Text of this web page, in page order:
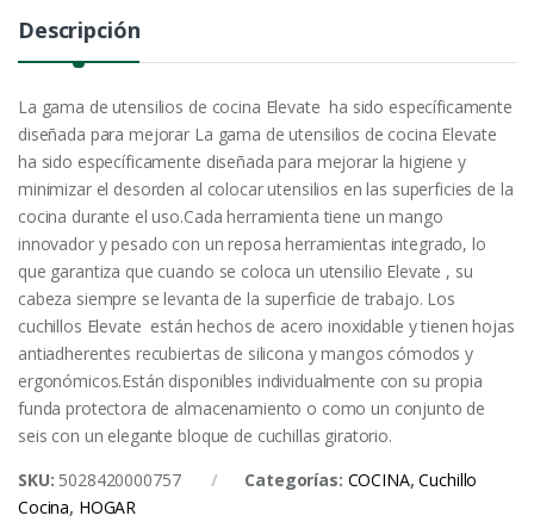
Descripción
La gama de utensilios de cocina Elevate  ha sido específicamente
diseñada para mejorar La gama de utensilios de cocina Elevate 
ha sido específicamente diseñada para mejorar la higiene y
minimizar el desorden al colocar utensilios en las superficies de la
cocina durante el uso.Cada herramienta tiene un mango
innovador y pesado con un reposa herramientas integrado, lo
que garantiza que cuando se coloca un utensilio Elevate , su
cabeza siempre se levanta de la superficie de trabajo. Los
cuchillos Elevate  están hechos de acero inoxidable y tienen hojas
antiadherentes recubiertas de silicona y mangos cómodos y
ergonómicos.Están disponibles individualmente con su propia
funda protectora de almacenamiento o como un conjunto de
seis con un elegante bloque de cuchillas giratorio.
SKU: 5028420000757 Categorías: COCINA,Cuchillo
Cocina, HOGAR